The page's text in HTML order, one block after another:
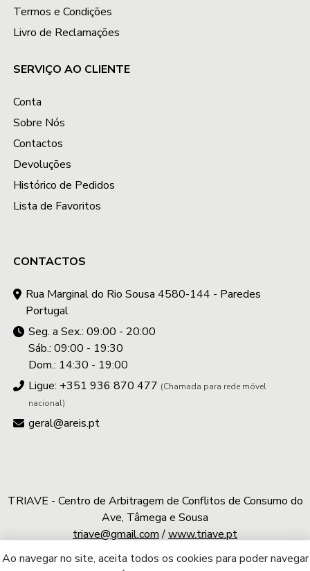
Termos e Condições
Livro de Reclamações
SERVIÇO AO CLIENTE
Conta
Sobre Nós
Contactos
Devoluções
Histórico de Pedidos
Lista de Favoritos
CONTACTOS
Rua Marginal do Rio Sousa 4580-144 - Paredes
Portugal
Seg. a Sex.: 09:00 - 20:00
Sáb.: 09:00 - 19:30
Dom.: 14:30 - 19:00
Ligue: +351 936 870 477 (Chamada para rede móvel
nacional)
geral@areis.pt
TRIAVE - Centro de Arbitragem de Conflitos de Consumo do
Ave, Tâmega e Sousa
triave@gmail.com/www.triave.pt
A.REIS © 2026 | Todos os direitos reservados
Ao navegar no site, aceita todos os cookies para poder navegar